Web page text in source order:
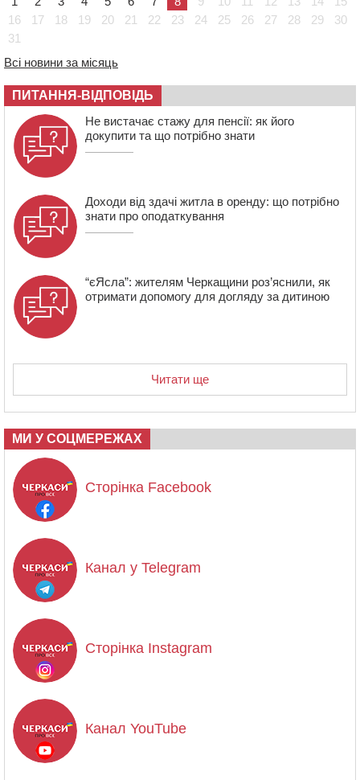
12:15
11:29
У Черкасах до середини серпня обмежать рух
10:54 На Черкащині кількість укриттів збільшилась
уп’ятеро з початку повномасштабної війни
16
17 18 19 20 21 22 23 24 25 26 27 28 29
30
31
Всі новини за місяць
ПИТАННЯ-ВІДПОВІДЬ
Не вистачає стажу для пенсії: як його
докупити та що потрібно знати
Доходи від здачі житла в оренду: що потрібно
знати про оподаткування
“єЯсла”: жителям Черкащини роз’яснили, як
отримати допомогу для догляду за дитиною
Читати ще
МИ У СОЦМЕРЕЖАХ
Сторінка Facebook
Канал у Telegram
Сторінка Instagram
Канал YouTube